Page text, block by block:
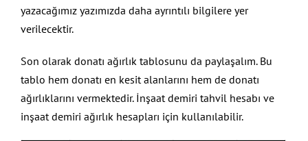
yazacağımız yazımızda daha ayrıntılı bilgilere yer
verilecektir.
Son olarak donatı ağırlık tablosunu da paylaşalım. Bu
tablo hem donatı en kesit alanlarını hem de donatı
ağırlıklarını vermektedir. İnşaat demiri tahvil hesabı ve
inşaat demiri ağırlık hesapları için kullanılabilir.